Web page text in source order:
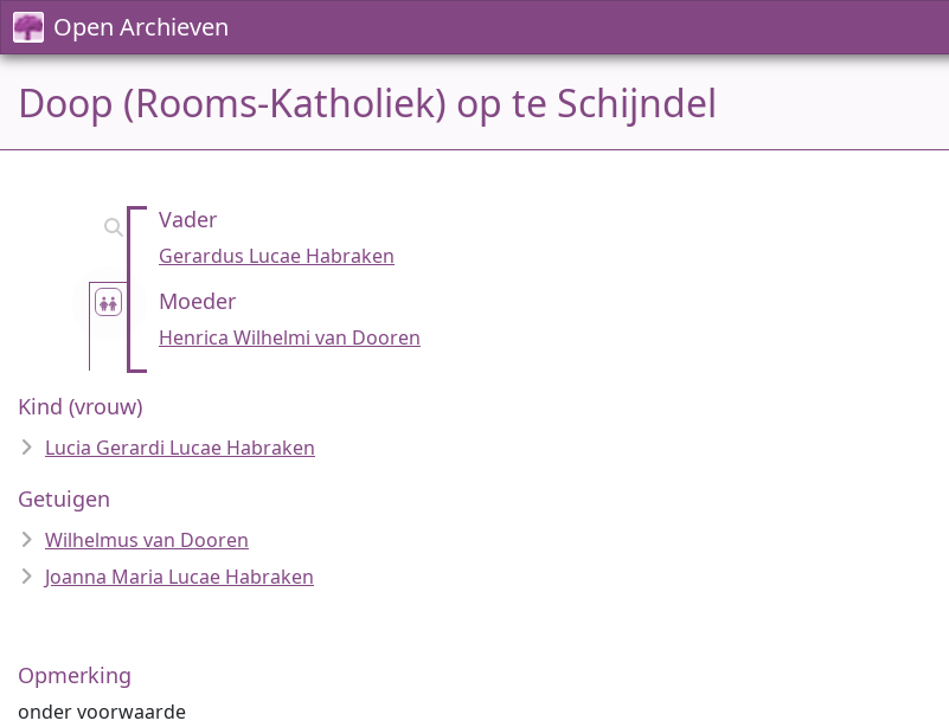
Open Archieven
Doop (Rooms-Katholiek) op te Schijndel
Vader
Gerardus Lucae Habraken
Moeder
Henrica Wilhelmi van Dooren
Kind (vrouw)
Lucia Gerardi Lucae Habraken
Getuigen
Wilhelmus van Dooren
Joanna Maria Lucae Habraken
Opmerking
onder voorwaarde